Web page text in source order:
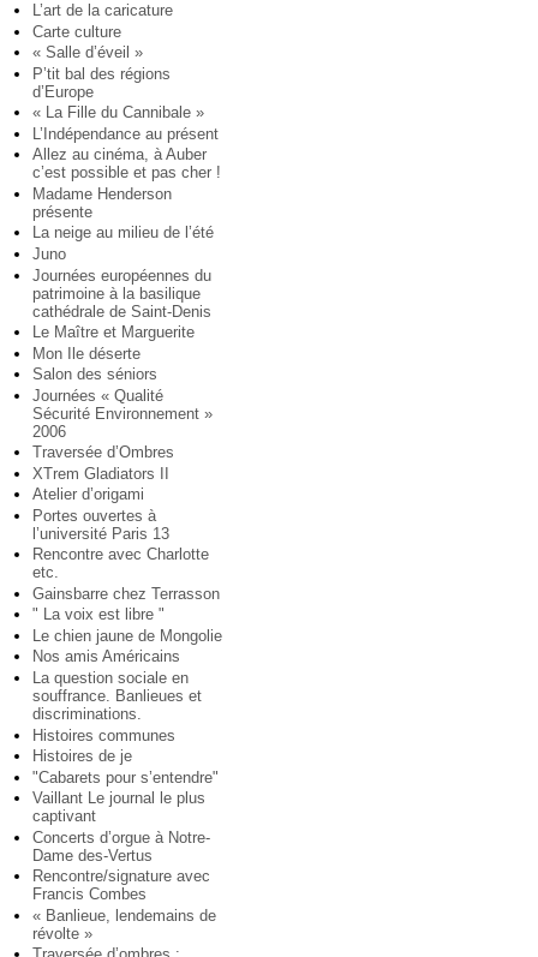
L’art de la caricature
Carte culture
« Salle d’éveil »
P’tit bal des régions
d’Europe
« La Fille du Cannibale »
L’Indépendance au présent
Allez au cinéma, à Auber
c’est possible et pas cher !
Madame Henderson
présente
La neige au milieu de l’été
Juno
Journées européennes du
patrimoine à la basilique
cathédrale de Saint-Denis
Le Maître et Marguerite
Mon Ile déserte
Salon des séniors
Journées « Qualité
Sécurité Environnement »
2006
Traversée d’Ombres
XTrem Gladiators II
Atelier d’origami
Portes ouvertes à
l’université Paris 13
Rencontre avec Charlotte
etc.
Gainsbarre chez Terrasson
" La voix est libre "
Le chien jaune de Mongolie
Nos amis Américains
La question sociale en
souffrance. Banlieues et
discriminations.
Histoires communes
Histoires de je
"Cabarets pour s’entendre"
Vaillant Le journal le plus
captivant
Concerts d’orgue à Notre-
Dame des-Vertus
Rencontre/signature avec
Francis Combes
« Banlieue, lendemains de
révolte »